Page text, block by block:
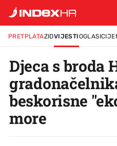
PRETPLATAZIDVIJESTIOGLASI
Djeca s broda
beskorisne
more